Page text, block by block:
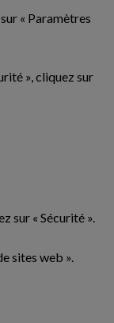
« Paramètres
», cliquez sur
sur « Sécurité ».
sites web ».